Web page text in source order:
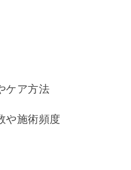
ケア方法
や施術頻度